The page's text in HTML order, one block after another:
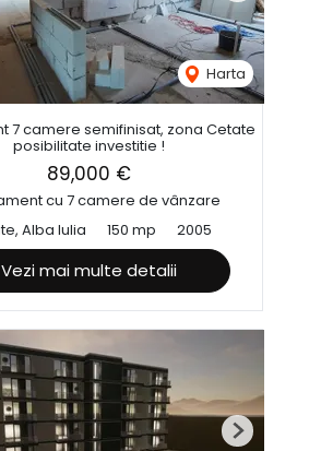
Harta
7 camere semifinisat, zona Cetate
posibilitate investitie !
89,000 €
cu 7 camere de vânzare
Alba Iulia
150 mp 2005
Vezi mai multe detalii
Next